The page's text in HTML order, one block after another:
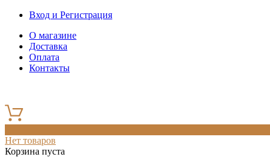
Вход и Регистрация
О магазине
Доставка
Оплата
Контакты
Нет товаров
Корзина пуста